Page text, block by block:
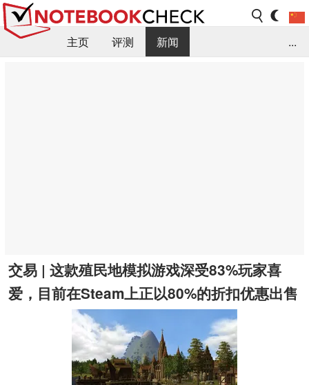
主页 评测
新闻
...
交易 | 这款殖民地模拟游戏深受83%玩家喜
爱，目前在Steam上正以80%的折扣优惠出售